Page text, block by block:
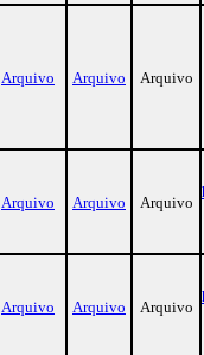
Arquivo Arquivo Arquivo
Arquivo Arquivo Arquivo
Arquivo Arquivo Arquivo